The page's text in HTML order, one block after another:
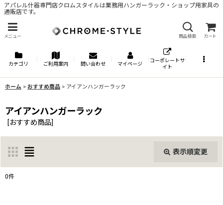
アパレル什器専門店クロムスタイルは業務用ハンガーラック・ショップ用家具の
通販店です。
メニュー 商品検索 カート
カテゴリ ご利用案内 問い合わせ マイページ
コーポレートサ
イト
ホーム > おすすめ商品 > アイアンハンガーラック
アイアンハンガーラック
[おすすめ商品]
表示順変更
0件